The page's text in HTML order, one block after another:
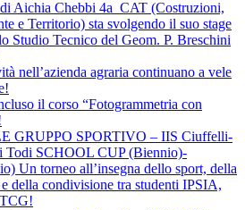
Aichia Chebbi 4a_CAT (Costruzioni,
e Territorio) sta svolgendo il suo stage
Studio Tecnico del Geom. P. Breschini
nell’azienda agraria continuano a vele
il corso “Fotogrammetria con
GRUPPO SPORTIVO – IIS Ciuffelli-
Todi SCHOOL CUP (Biennio)-
Un torneo all’insegna dello sport, della
della condivisione tra studenti IPSIA,